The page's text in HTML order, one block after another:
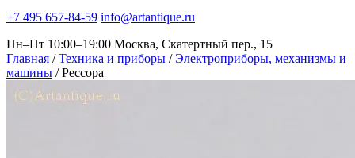
+7 495 657-84-59 info@artantique.ru
Пн–Пт 10:00–19:00 Москва, Скатертный пер., 15
Главная / Техника и приборы / Электроприборы, механизмы и
машины / Рессора